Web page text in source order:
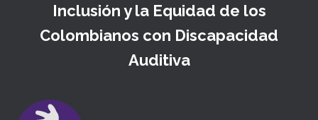
Inclusión y la Equidad de los
Colombianos con Discapacidad
Auditiva